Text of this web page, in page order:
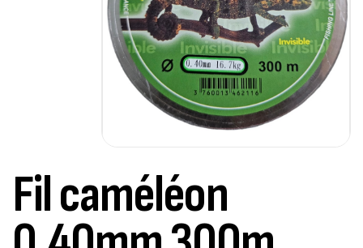
Fil caméléon